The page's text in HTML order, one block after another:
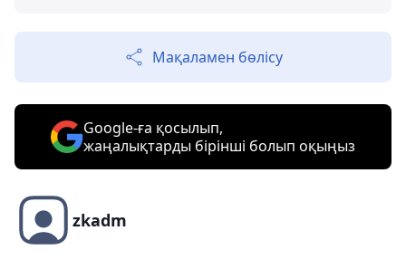
Мақаламен бөлісу
Google-ға қосылып,
жаңалықтарды бірінші болып оқыңыз
zkadm